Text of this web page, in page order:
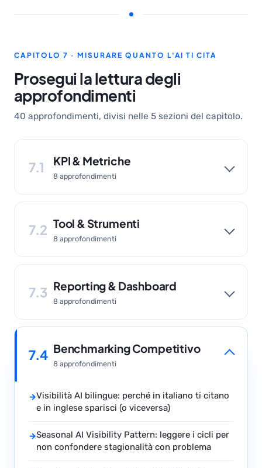
CAPITOLO 7 · MISURARE QUANTO L'AI TI CITA
Prosegui la lettura degli
approfondimenti
40 approfondimenti, divisi nelle 5 sezioni del capitolo.
7.1 KPI & Metriche
8 approfondimenti
7.2 Tool & Strumenti
8 approfondimenti
7.3 Reporting & Dashboard
8 approfondimenti
7.4 Benchmarking Competitivo
8 approfondimenti
→Visibilità AI bilingue: perché in italiano ti citano
e in inglese sparisci (o viceversa)
→Seasonal AI Visibility Pattern: leggere i cicli per
non confondere stagionalità con problema